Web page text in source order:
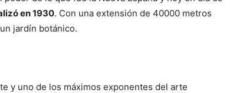
en 1930. Con una extensión de 40000 metros
jardín botánico.
y uno de los máximos exponentes del arte